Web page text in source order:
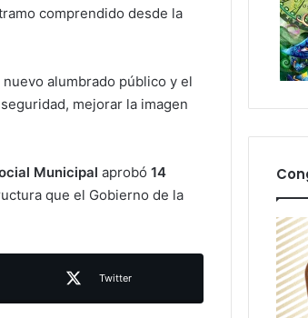
comprendido desde la
alumbrado público y el
mejorar la imagen
Municipal aprobó 14
que el Gobierno de la
Twitter
la movilidad
Manuel José Othón para